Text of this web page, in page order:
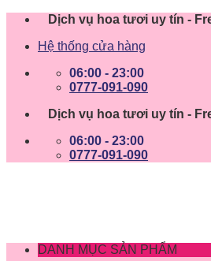
Skip
content
Dịch vụ hoa tươi uy tín -
Hệ thống cửa hàng
06:00 - 23:00
0777-091-090
Dịch vụ hoa tươi uy tín -
06:00 - 23:00
0777-091-090
DANH MỤC SẢN PHẨM